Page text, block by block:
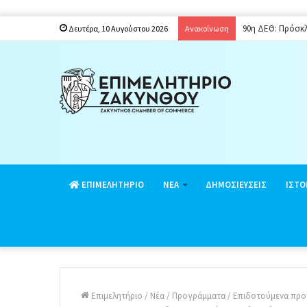
Δευτέρα, 10 Αυγούστου 2026 Ανακοίνωση 90η ΔΕΘ:
EΠΙΜΕΛΗΤΗΡΙΟ ΝΕΑ ΔΗΜΟΣΙΕΥΣΕΙΣ
Επιμελητήριο / Νέα / Προγράμματα / Eπιδοτούμενα